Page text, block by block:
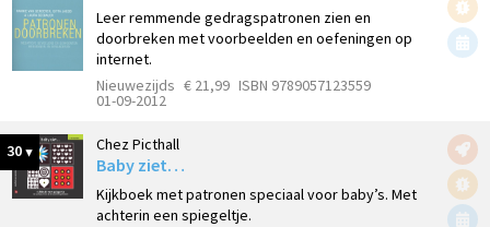
Leer remmende gedragspatronen zien en
doorbreken met voorbeelden en oefeningen op
internet.
Nieuwezijds € 21,99 ISBN 9789057123559
01-09-2012
30 Chez Picthall
Baby ziet…
Kijkboek met patronen speciaal voor baby’s. Met
achterin een spiegeltje.